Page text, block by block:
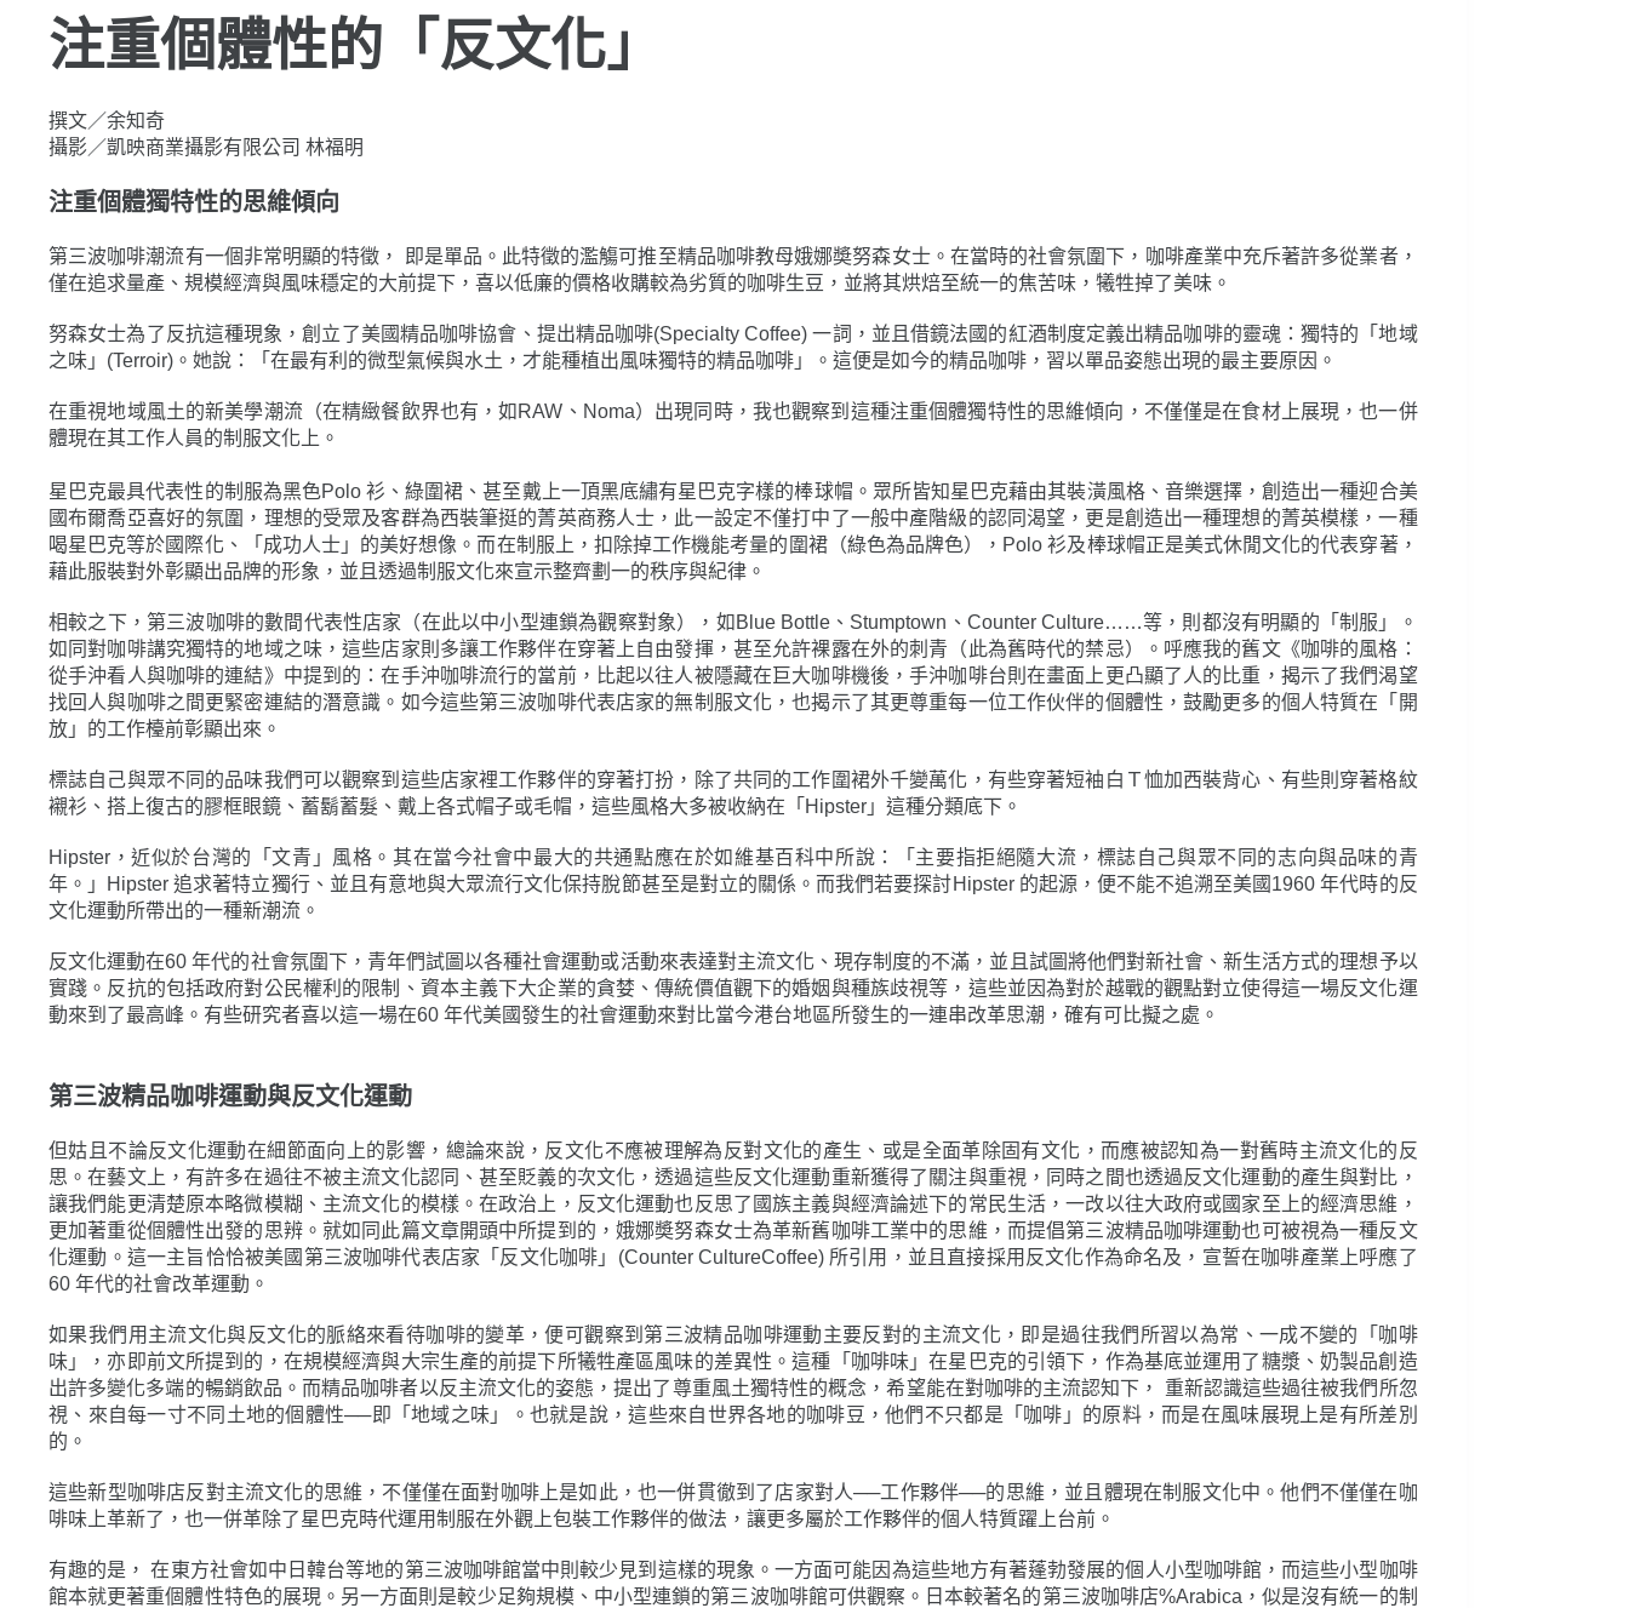
注重個體性的「反文化」
撰文／余知奇
攝影／凱映商業攝影有限公司 林福明
注重個體獨特性的思維傾向
第三波咖啡潮流有一個非常明顯的特徵， 即是單品。此特徵的濫觴可推至精品咖啡教母娥娜奬努森女士。在當時的社會氛圍下，咖啡產業中充斥著許多從業者，
僅在追求量產、規模經濟與風味穩定的大前提下，喜以低廉的價格收購較為劣質的咖啡生豆，並將其烘焙至統一的焦苦味，犧牲掉了美味。
努森女士為了反抗這種現象，創立了美國精品咖啡協會、提出精品咖啡(Specialty Coffee) 一詞，並且借鏡法國的紅酒制度定義出精品咖啡的靈魂：獨特的「地域
之味」(Terroir)。她說：「在最有利的微型氣候與水土，才能種植出風味獨特的精品咖啡」。這便是如今的精品咖啡，習以單品姿態出現的最主要原因。
在重視地域風土的新美學潮流（在精緻餐飲界也有，如RAW、Noma）出現同時，我也觀察到這種注重個體獨特性的思維傾向，不僅僅是在食材上展現，也一併
體現在其工作人員的制服文化上。
星巴克最具代表性的制服為黑色Polo 衫、綠圍裙、甚至戴上一頂黑底繡有星巴克字樣的棒球帽。眾所皆知星巴克藉由其裝潢風格、音樂選擇，創造出一種迎合美
國布爾喬亞喜好的氛圍，理想的受眾及客群為西裝筆挺的菁英商務人士，此一設定不僅打中了一般中產階級的認同渴望，更是創造出一種理想的菁英模樣，一種
喝星巴克等於國際化、「成功人士」的美好想像。而在制服上，扣除掉工作機能考量的圍裙（綠色為品牌色），Polo 衫及棒球帽正是美式休閒文化的代表穿著，
藉此服裝對外彰顯出品牌的形象，並且透過制服文化來宣示整齊劃一的秩序與紀律。
相較之下，第三波咖啡的數間代表性店家（在此以中小型連鎖為觀察對象），如Blue Bottle、Stumptown、Counter Culture……等，則都沒有明顯的「制服」。
如同對咖啡講究獨特的地域之味，這些店家則多讓工作夥伴在穿著上自由發揮，甚至允許裸露在外的刺青（此為舊時代的禁忌）。呼應我的舊文《咖啡的風格：
從手沖看人與咖啡的連結》中提到的：在手沖咖啡流行的當前，比起以往人被隱藏在巨大咖啡機後，手沖咖啡台則在畫面上更凸顯了人的比重，揭示了我們渴望
找回人與咖啡之間更緊密連結的潛意識。如今這些第三波咖啡代表店家的無制服文化，也揭示了其更尊重每一位工作伙伴的個體性，鼓勵更多的個人特質在「開
放」的工作檯前彰顯出來。
標誌自己與眾不同的品味我們可以觀察到這些店家裡工作夥伴的穿著打扮，除了共同的工作圍裙外千變萬化，有些穿著短袖白Ｔ恤加西裝背心、有些則穿著格紋
襯衫、搭上復古的膠框眼鏡、蓄鬍蓄髮、戴上各式帽子或毛帽，這些風格大多被收納在「Hipster」這種分類底下。
Hipster，近似於台灣的「文青」風格。其在當今社會中最大的共通點應在於如維基百科中所說：「主要指拒絕隨大流，標誌自己與眾不同的志向與品味的青
年。」Hipster 追求著特立獨行、並且有意地與大眾流行文化保持脫節甚至是對立的關係。而我們若要探討Hipster 的起源，便不能不追溯至美國1960 年代時的反
文化運動所帶出的一種新潮流。
反文化運動在60 年代的社會氛圍下，青年們試圖以各種社會運動或活動來表達對主流文化、現存制度的不滿，並且試圖將他們對新社會、新生活方式的理想予以
實踐。反抗的包括政府對公民權利的限制、資本主義下大企業的貪婪、傳統價值觀下的婚姻與種族歧視等，這些並因為對於越戰的觀點對立使得這一場反文化運
動來到了最高峰。有些研究者喜以這一場在60 年代美國發生的社會運動來對比當今港台地區所發生的一連串改革思潮，確有可比擬之處。
第三波精品咖啡運動與反文化運動
但姑且不論反文化運動在細節面向上的影響，總論來說，反文化不應被理解為反對文化的產生、或是全面革除固有文化，而應被認知為一對舊時主流文化的反
思。在藝文上，有許多在過往不被主流文化認同、甚至貶義的次文化，透過這些反文化運動重新獲得了關注與重視，同時之間也透過反文化運動的產生與對比，
讓我們能更清楚原本略微模糊、主流文化的模樣。在政治上，反文化運動也反思了國族主義與經濟論述下的常民生活，一改以往大政府或國家至上的經濟思維，
更加著重從個體性出發的思辨。就如同此篇文章開頭中所提到的，娥娜奬努森女士為革新舊咖啡工業中的思維，而提倡第三波精品咖啡運動也可被視為一種反文
化運動。這一主旨恰恰被美國第三波咖啡代表店家「反文化咖啡」(Counter CultureCoffee) 所引用，並且直接採用反文化作為命名及，宣誓在咖啡產業上呼應了
60 年代的社會改革運動。
如果我們用主流文化與反文化的脈絡來看待咖啡的變革，便可觀察到第三波精品咖啡運動主要反對的主流文化，即是過往我們所習以為常、一成不變的「咖啡
味」，亦即前文所提到的，在規模經濟與大宗生產的前提下所犧牲產區風味的差異性。這種「咖啡味」在星巴克的引領下，作為基底並運用了糖漿、奶製品創造
出許多變化多端的暢銷飲品。而精品咖啡者以反主流文化的姿態，提出了尊重風土獨特性的概念，希望能在對咖啡的主流認知下， 重新認識這些過往被我們所忽
視、來自每一寸不同土地的個體性──即「地域之味」。也就是說，這些來自世界各地的咖啡豆，他們不只都是「咖啡」的原料，而是在風味展現上是有所差別
的。
這些新型咖啡店反對主流文化的思維，不僅僅在面對咖啡上是如此，也一併貫徹到了店家對人──工作夥伴──的思維，並且體現在制服文化中。他們不僅僅在咖
啡味上革新了，也一併革除了星巴克時代運用制服在外觀上包裝工作夥伴的做法，讓更多屬於工作夥伴的個人特質躍上台前。
有趣的是， 在東方社會如中日韓台等地的第三波咖啡館當中則較少見到這樣的現象。一方面可能因為這些地方有著蓬勃發展的個人小型咖啡館，而這些小型咖啡
館本就更著重個體性特色的展現。另一方面則是較少足夠規模、中小型連鎖的第三波咖啡館可供觀察。日本較著名的第三波咖啡店%Arabica，似是沒有統一的制